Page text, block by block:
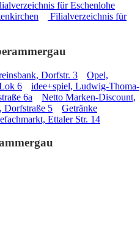
für Eschenlohe
Filialverzeichnis für
Dorfstr. 3
Opel,
6
idee+spiel, Ludwig-Thoma-
6a
Netto Marken-Discount,
Dorfstraße 5
Getränke
Ettaler Str. 14